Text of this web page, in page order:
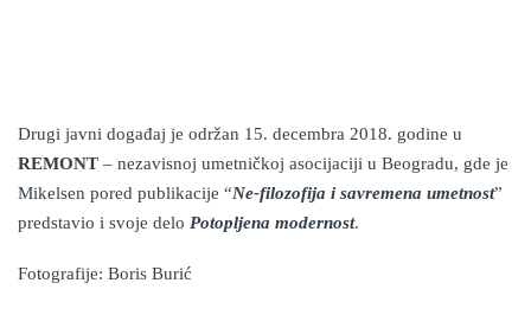
Drugi javni događaj je održan 15. decembra 2018. godine u
REMONT – nezavisnoj umetničkoj asocijaciji u Beogradu, gde je
Mikelsen pored publikacije “Ne-filozofija i savremena umetnost”
predstavio i svoje delo Potopljena modernost.
Fotografije: Boris Burić